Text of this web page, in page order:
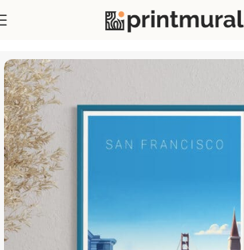
Affiches Pays et Villes